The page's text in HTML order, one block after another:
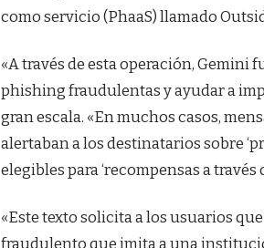
como servicio (PhaaS) llamado
«A través de esta operación, Gemini
phishing fraudulentas y ayudar a
gran escala. «En muchos casos,
alertaban a los destinatarios sobre
elegibles para ‘recompensas a
«Este texto solicita a los usuarios
fraudulento que imita a una